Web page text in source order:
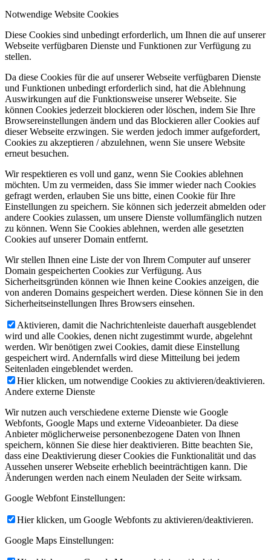
Notwendige Website Cookies
Diese Cookies sind unbedingt erforderlich, um Ihnen die auf unserer
Webseite verfügbaren Dienste und Funktionen zur Verfügung zu
stellen.
Da diese Cookies für die auf unserer Webseite verfügbaren Dienste
und Funktionen unbedingt erforderlich sind, hat die Ablehnung
Auswirkungen auf die Funktionsweise unserer Webseite. Sie
können Cookies jederzeit blockieren oder löschen, indem Sie Ihre
Browsereinstellungen ändern und das Blockieren aller Cookies auf
dieser Webseite erzwingen. Sie werden jedoch immer aufgefordert,
Cookies zu akzeptieren / abzulehnen, wenn Sie unsere Website
erneut besuchen.
Wir respektieren es voll und ganz, wenn Sie Cookies ablehnen
möchten. Um zu vermeiden, dass Sie immer wieder nach Cookies
gefragt werden, erlauben Sie uns bitte, einen Cookie für Ihre
Einstellungen zu speichern. Sie können sich jederzeit abmelden oder
andere Cookies zulassen, um unsere Dienste vollumfänglich nutzen
zu können. Wenn Sie Cookies ablehnen, werden alle gesetzten
Cookies auf unserer Domain entfernt.
Wir stellen Ihnen eine Liste der von Ihrem Computer auf unserer
Domain gespeicherten Cookies zur Verfügung. Aus
Sicherheitsgründen können wie Ihnen keine Cookies anzeigen, die
von anderen Domains gespeichert werden. Diese können Sie in den
Sicherheitseinstellungen Ihres Browsers einsehen.
Aktivieren, damit die Nachrichtenleiste dauerhaft ausgeblendet
wird und alle Cookies, denen nicht zugestimmt wurde, abgelehnt
werden. Wir benötigen zwei Cookies, damit diese Einstellung
gespeichert wird. Andernfalls wird diese Mitteilung bei jedem
Seitenladen eingeblendet werden.
Hier klicken, um notwendige Cookies zu aktivieren/deaktivieren.
Andere externe Dienste
Wir nutzen auch verschiedene externe Dienste wie Google
Webfonts, Google Maps und externe Videoanbieter. Da diese
Anbieter möglicherweise personenbezogene Daten von Ihnen
speichern, können Sie diese hier deaktivieren. Bitte beachten Sie,
dass eine Deaktivierung dieser Cookies die Funktionalität und das
Aussehen unserer Webseite erheblich beeinträchtigen kann. Die
Änderungen werden nach einem Neuladen der Seite wirksam.
Google Webfont Einstellungen:
Hier klicken, um Google Webfonts zu aktivieren/deaktivieren.
Google Maps Einstellungen: